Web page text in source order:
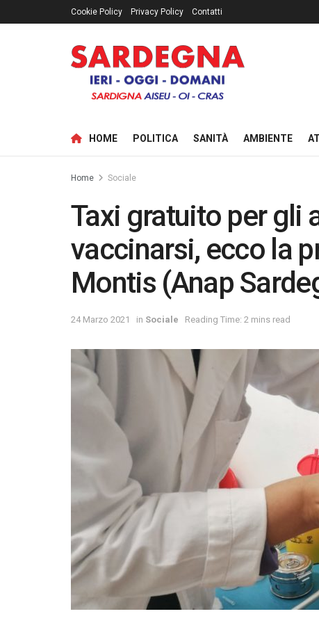
Cookie Policy Privacy Policy Contatti
HOME POLITICA SANITÀ AMBIENTE
Home Sociale
Taxi gratuito per gli
vaccinarsi, ecco la
Montis (Anap
24 Marzo 2021 in Sociale Reading Time: 2 mins read